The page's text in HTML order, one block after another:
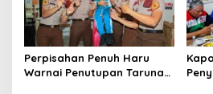
Perpisahan Penuh Haru
Warnai Penutupan Taruna